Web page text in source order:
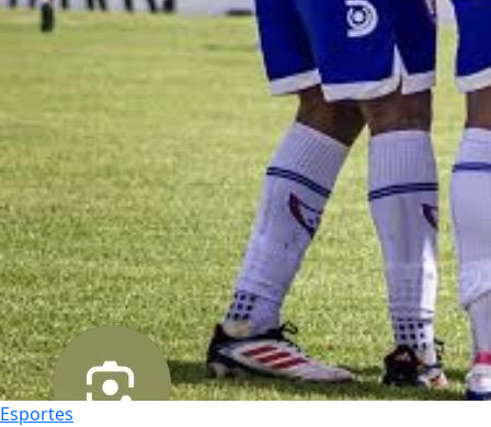
Esportes